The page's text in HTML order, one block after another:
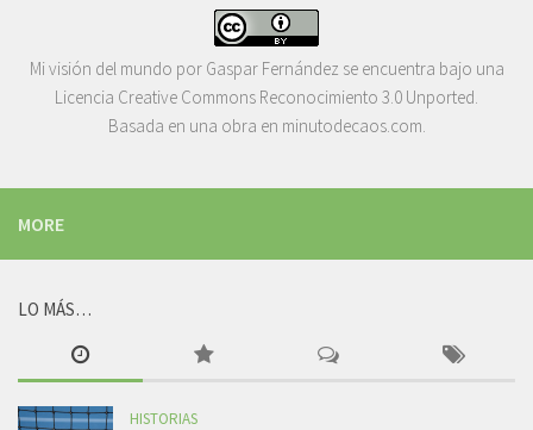
Mi visión del mundo por Gaspar Fernández se encuentra bajo una
Licencia Creative Commons Reconocimiento 3.0 Unported
Basada en una obra en minutodecaos.com
MORE
LO MÁS…
HISTORIAS